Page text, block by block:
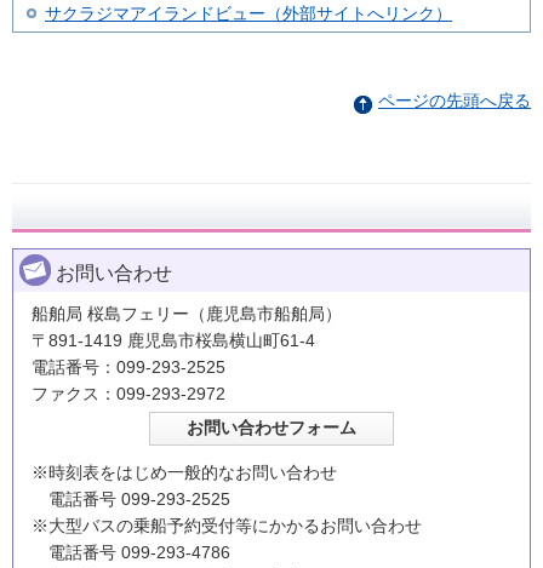
サクラジマアイランドビュー（外部サイトへリンク）
ページの先頭へ戻る
お問い合わせ
船舶局 桜島フェリー（鹿児島市船舶局）
〒891-1419 鹿児島市桜島横山町61-4
電話番号：099-293-2525
ファクス：099-293-2972
※時刻表をはじめ一般的なお問い合わせ
電話番号 099-293-2525
※大型バスの乗船予約受付等にかかるお問い合わせ
電話番号 099-293-4786